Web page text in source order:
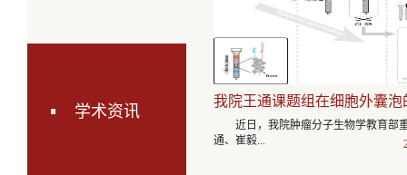
学术资讯
组在级联响应型诊疗... 我院王通课题组在细胞外囊泡
近日，我院肿瘤分子生物学教育部
通、崔毅...